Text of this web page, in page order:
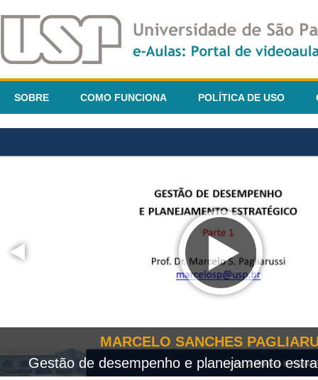
SOBRE COMO FUNCIONA POLÍTICA DE USO
MARCELO SANCHES
Gestão de desempenho e planejamento